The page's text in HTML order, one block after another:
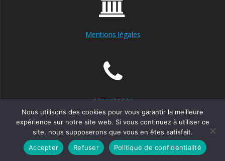
Mentions légales
0782465061
© 2026 FAVRELIERE SYLVAIN Pâtissier79. Construit avec
WordPress et lethème Mesmerize
Nous utilisons des cookies pour vous garantir la meilleure
expérience sur notre site web. Si vous continuez à utiliser ce
site, nous supposerons que vous en êtes satisfait.
Accepter
Refuser Politique de confidentialité